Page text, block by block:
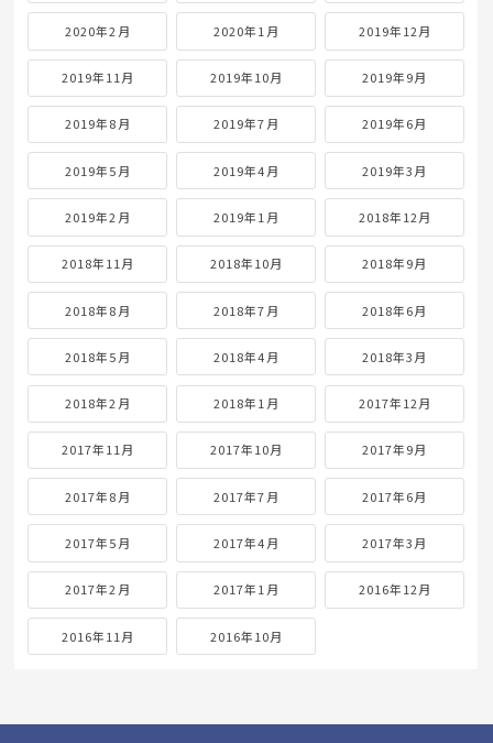
2020年2月 2020年1月 2019年12月
2019年11月 2019年10月 2019年9月
2019年8月 2019年7月 2019年6月
2019年5月 2019年4月 2019年3月
2019年2月 2019年1月 2018年12月
2018年11月 2018年10月 2018年9月
2018年8月 2018年7月 2018年6月
2018年5月 2018年4月 2018年3月
2018年2月 2018年1月 2017年12月
2017年11月 2017年10月 2017年9月
2017年8月 2017年7月 2017年6月
2017年5月 2017年4月 2017年3月
2017年2月 2017年1月 2016年12月
2016年11月 2016年10月